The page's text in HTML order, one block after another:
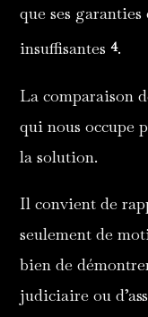
que ses
insuffisantes4.
La comparaison
qui nous occupe
la solution.
Il convient de
seulement de
bien de
judiciaire ou